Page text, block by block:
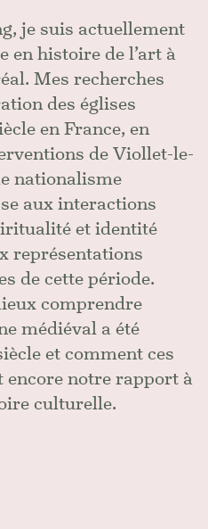
je suis actuellement
en histoire de l’art à
Mes recherches
des églises
en France, en
de Viollet-le-
nationalisme
aux interactions
et identité
représentations
de cette période.
comprendre
médiéval a été
et comment ces
notre rapport à
culturelle.